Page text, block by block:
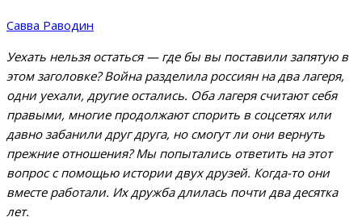
Савва Раводин
Уехать нельзя остаться — где бы вы поставили запятую в
этом заголовке? Война разделила россиян на два лагеря,
одни уехали, другие остались. Оба лагеря считают себя
правыми, многие продолжают спорить в соцсетях или
давно забанили друг друга, но смогут ли они вернуть
прежние отношения? Мы попытались ответить на этот
вопрос с помощью истории двух друзей. Когда-то они
вместе работали. Их дружба длилась почти два десятка
лет.